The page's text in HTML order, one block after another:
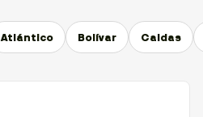
Atlántico Bolívar Caldas